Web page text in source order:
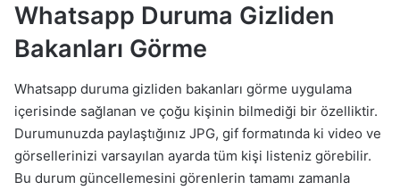
Whatsapp Duruma Gizliden
Bakanları Görme
Whatsapp duruma gizliden bakanları görme uygulama
içerisinde sağlanan ve çoğu kişinin bilmediği bir özelliktir.
Durumunuzda paylaştığınız JPG, gif formatında ki video ve
görsellerinizi varsayılan ayarda tüm kişi listeniz görebilir.
Bu durum güncellemesini görenlerin tamamı zamanla